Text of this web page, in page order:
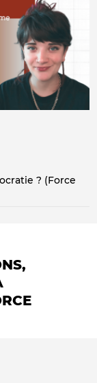
? (Force